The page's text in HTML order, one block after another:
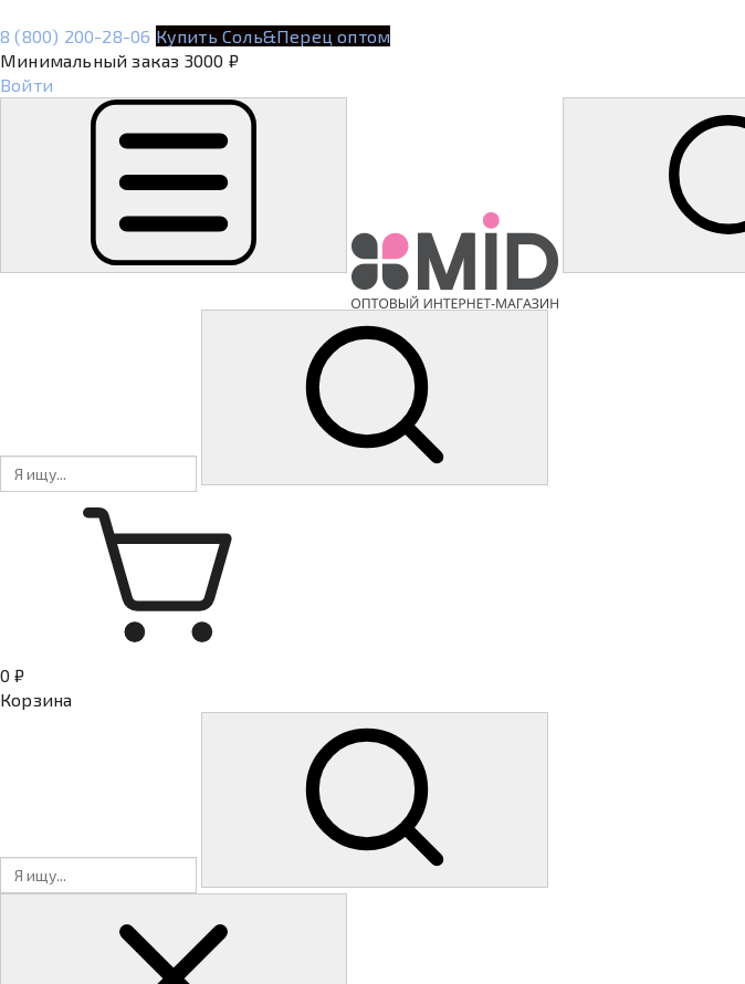
8 (800) 200-28-06 Купить Соль&Перец оптом
Минимальный заказ 3000 ₽
Войти
0 ₽
Корзина